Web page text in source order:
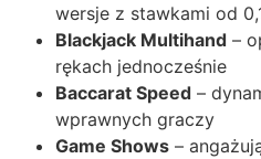
panel
panel
panel
panel
wersje z stawkami od
Blackjack Multihand –
rękach jednocześnie
Baccarat Speed –
wprawnych graczy
Game Shows –